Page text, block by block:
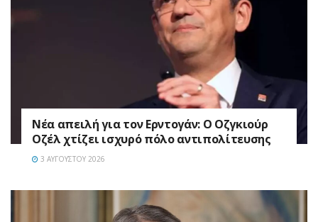
Νέα απειλή για τον Ερντογάν: Ο Οζγκιούρ
Οζέλ χτίζει ισχυρό πόλο αντιπολίτευσης
3 ΑΥΓΟΎΣΤΟΥ 2026